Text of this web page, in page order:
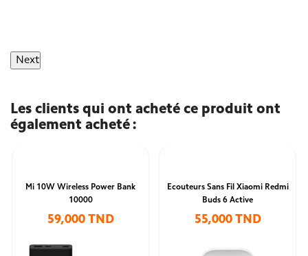
Next
Les clients qui ont acheté ce produit ont
également acheté :
Mi 10W Wireless Power Bank
10000
59,000 TND
Ecouteurs Sans Fil Xiaomi Redmi
Buds 6 Active
55,000 TND